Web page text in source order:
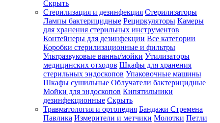
Скрыть
Стерилизация и дезинфекция Стерилизаторы
Лампы бактерицидные Рециркуляторы Камеры
для хранения стерильных инструментов
Контейнеры для дезинфекции Все категории
Коробки стерилизационные и фильтры
Ультразвуковые ванны/мойки Утилизаторы
медицинских отходов Шкафы для хранения
стерильных эндоскопов Упаковочные машины
Шкафы сушильные Облучатели бактерицидные
Мойки для эндоскопов Кипятильники
дезинфекционные Скрыть
Травматология и ортопедия Бандажи Стремена
Павлика Измерители и метчики Молотки Петли